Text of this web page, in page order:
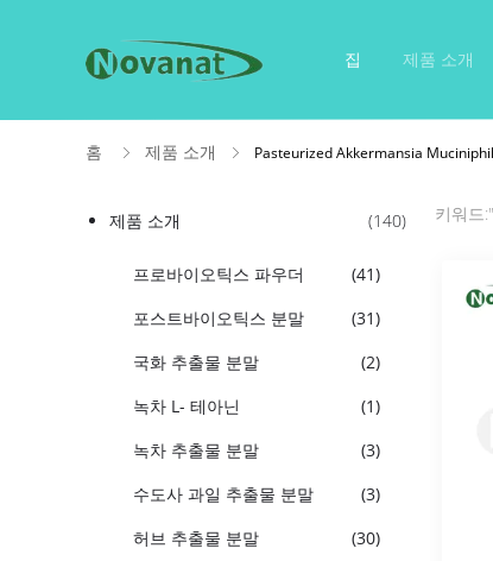
집 제품 소개
홈 제품 소개 Pasteurized Akkermansia
제품 소개 (140)
프로바이오틱스 파우더
(41)
포스트바이오틱스 분말
(31)
국화 추출물 분말
(2)
녹차 L- 테아닌
(1)
녹차 추출물 분말
(3)
수도사 과일 추출물 분말
(3)
허브 추출물 분말
(30)
키워드:"